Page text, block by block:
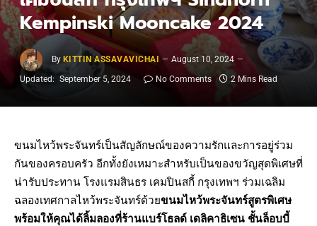
Kempinski Mooncake 2024
By KITTIN ASSAVAVICHAI
August 10, 2024
Updated: September 5, 2024 No Comments 2 Mins Read
ขนมไหว้พระจันทร์เป็นสัญลักษณ์ของความรักและการอยู่ร่วม
กันของครอบครัว อีกทั้งยังเหมาะสำหรับเป็นของขวัญสุดพิเศษที่
น่ารับประทาน โรงแรมสินธร เคมปินสกี้ กรุงเทพฯ ร่วมเฉลิม
ฉลองเทศกาลไหว้พระจันทร์ด้วยขนมไหว้พระจันทร์สูตรพิเศษ
พร้อมให้คุณได้ลิ้มลองที่ร้านแบร์โธลด์ เดลิคาธิเซน ชั้นล็อบบี้